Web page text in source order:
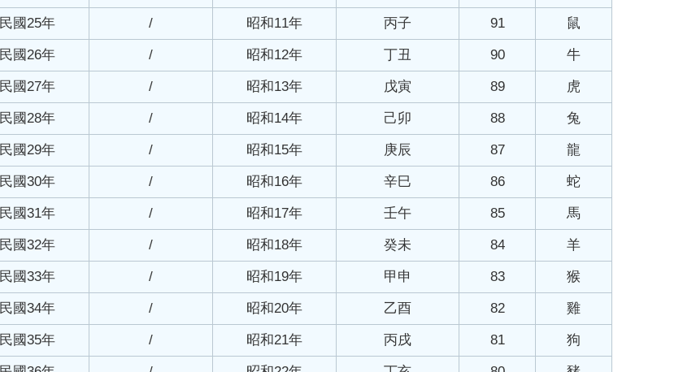
民國25年 / 昭和11年 丙子 91 鼠
民國26年 / 昭和12年 丁丑 90 牛
民國27年 / 昭和13年 戊寅 89 虎
民國28年 / 昭和14年 己卯 88 兔
民國29年 / 昭和15年 庚辰 87 龍
民國30年 / 昭和16年 辛巳 86 蛇
民國31年 / 昭和17年 壬午 85 馬
民國32年 / 昭和18年 癸未 84 羊
民國33年 / 昭和19年 甲申 83 猴
民國34年 / 昭和20年 乙酉 82 雞
民國35年 / 昭和21年 丙戌 81 狗